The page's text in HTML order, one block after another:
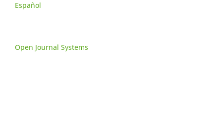
Español
Open Journal Systems